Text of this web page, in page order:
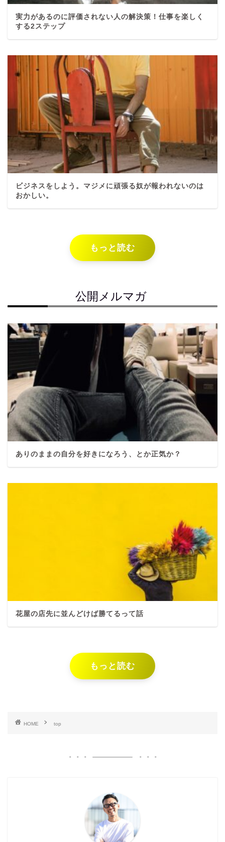
実力があるのに評価されない人の解決策！仕事を楽しく
する2ステップ
ビジネスをしよう。マジメに頑張る奴が報われないのは
おかしい。
もっと読む
公開メルマガ
ありのままの自分を好きになろう、とか正気か？
花屋の店先に並んどけば勝てるって話
もっと読む
HOME top